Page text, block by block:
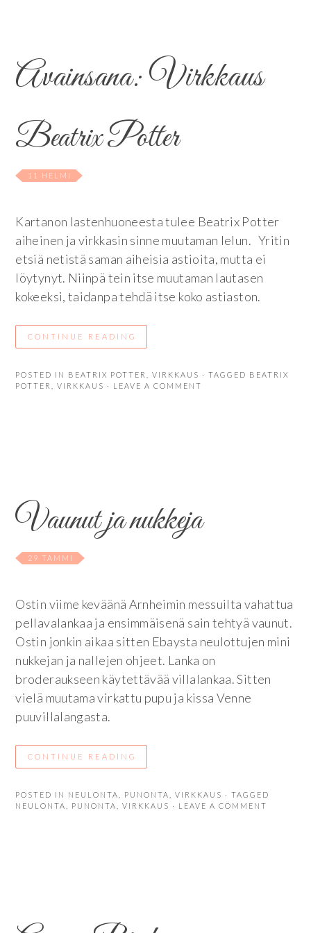
Avainsana:Virkkaus
Beatrix Potter
11 HELMI
Kartanon lastenhuoneesta tulee Beatrix Potter
aiheinen ja virkkasin sinne muutaman lelun. Yritin
etsiä netistä saman aiheisia astioita, mutta ei
löytynyt. Niinpä tein itse muutaman lautasen
kokeeksi, taidanpa tehdä itse koko astiaston.
CONTINUE READING
POSTED IN BEATRIX POTTER ,VIRKKAUS · TAGGED BEATRIX
POTTER
,VIRKKAUS · LEAVE A COMMENT
Vaunut ja nukkeja
29 TAMMI
Ostin viime keväänä Arnheimin messuilta vahattua
pellavalankaa ja ensimmäisenä sain tehtyä vaunut.
Ostin jonkin aikaa sitten Ebaysta neulottujen mini
nukkejan ja nallejen ohjeet. Lanka on
broderaukseen käytettävää villalankaa. Sitten
vielä muutama virkattu pupu ja kissa Venne
puuvillalangasta.
CONTINUE READING
POSTED IN NEULONTA PUNONTA ,VIRKKAUS · TAGGED
NEULONTA
PUNONTA ,VIRKKAUS · LEAVE A COMMENT